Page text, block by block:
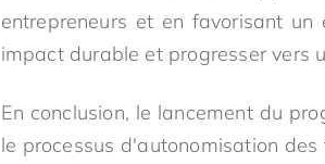
entrepreneurs et en favorisant un
impact durable et progresser vers
En conclusion, le lancement du
le processus d'autonomisation